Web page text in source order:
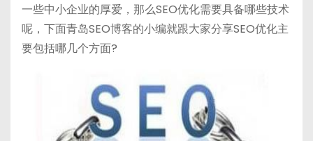
a a r t
一些中小企业的厚爱，那么SEO优化需要具备哪些技术
呢，下面青岛SEO博客的小编就跟大家分享SEO优化主
要包括哪几个方面?